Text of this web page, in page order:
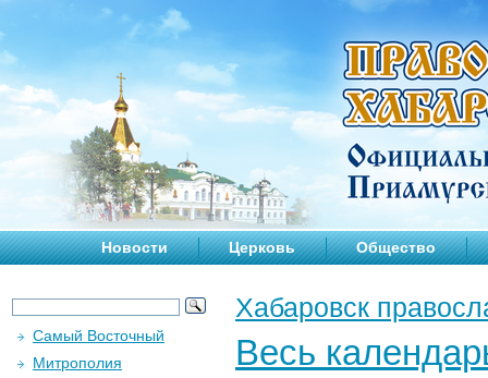
Новости Церковь Общество
Хабаровск
Весь
Самый Восточный
Митрополия